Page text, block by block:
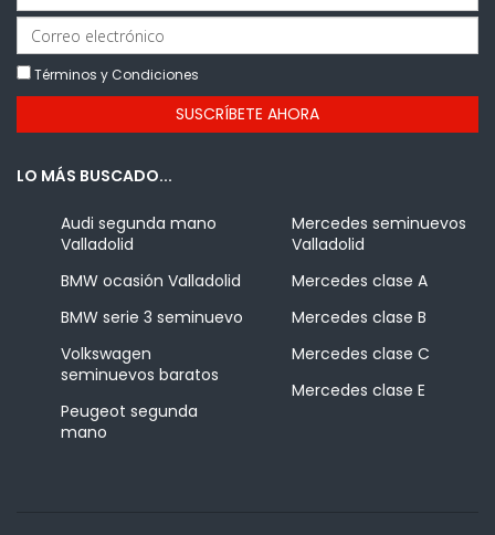
Términos y Condiciones
LO MÁS BUSCADO...
Audi segunda mano
Valladolid
BMW ocasión Valladolid
BMW serie 3 seminuevo
Volkswagen
seminuevos baratos
Peugeot segunda
mano
Mercedes seminuevos
Valladolid
Mercedes clase A
Mercedes clase B
Mercedes clase C
Mercedes clase E